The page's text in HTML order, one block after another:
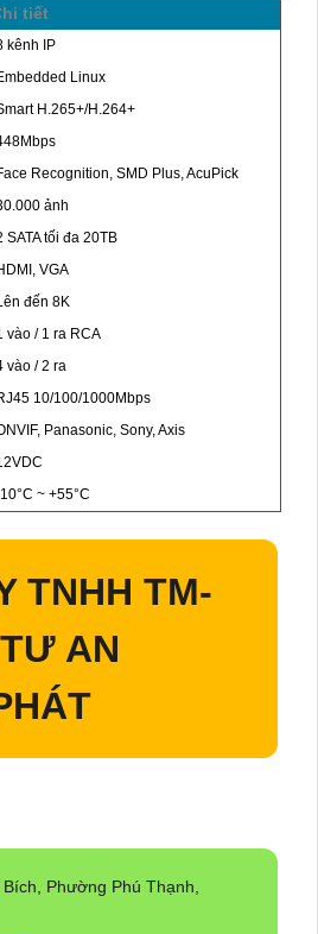
tiết
kênh IP
Linux
H.265+/H.264+
Recognition, SMD Plus, AcuPick
ảnh
SATA tối đa 20TB
VGA
đến 8K
vào / 1 ra RCA
vào / 2 ra
10/100/1000Mbps
Panasonic, Sony, Axis
~ +55°C
TNHH TM-
AN
Phường Phú Thạnh,